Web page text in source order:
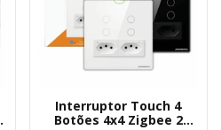
Interruptor Touch 4
Botões 4x4 Zigbee 2